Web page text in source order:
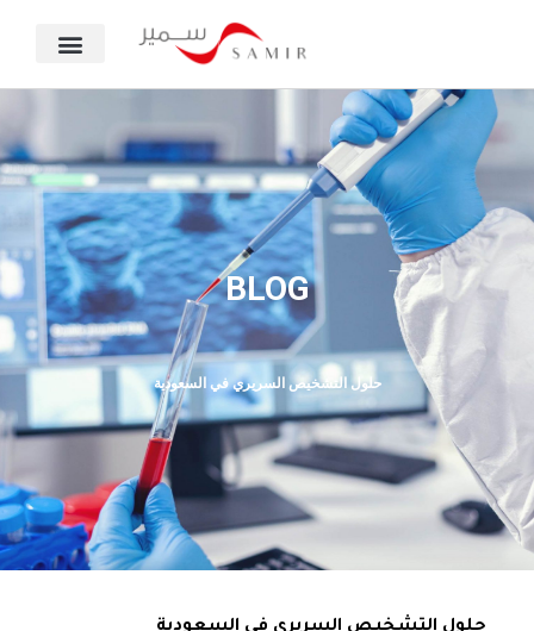
BLOG
حلول التشخيص السريري في السعودية
حلول التشخيص السريري في السعودية